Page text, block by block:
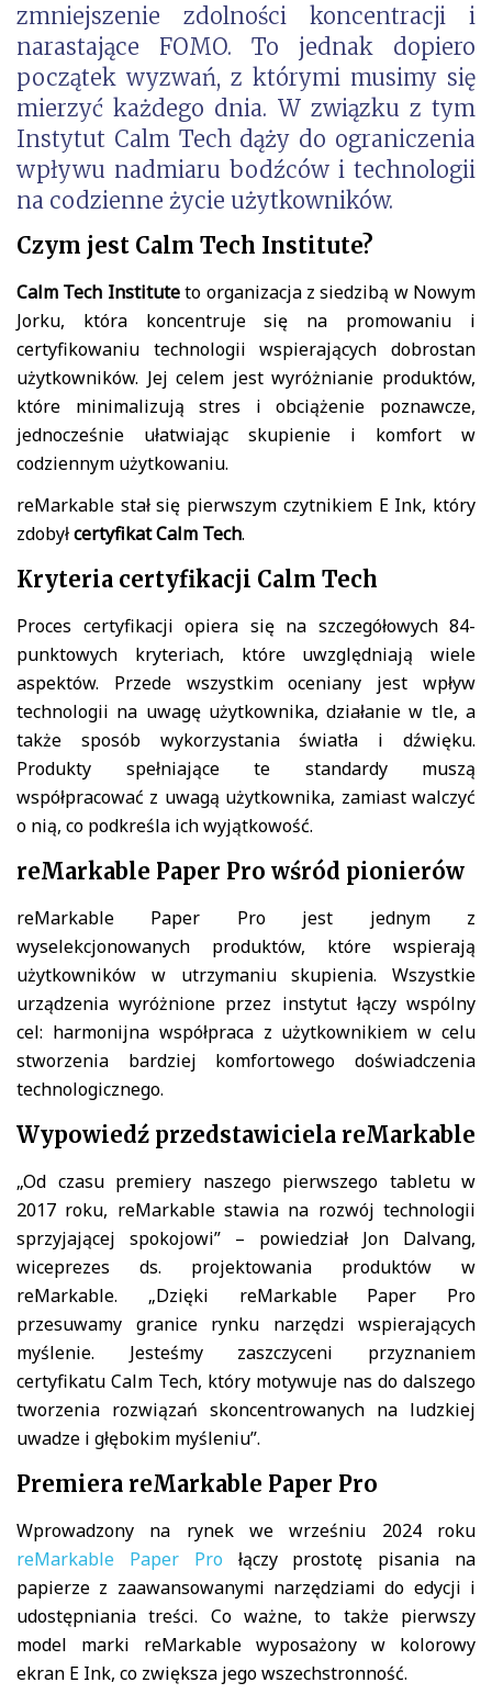
zmniejszenie zdolności koncentracji i
narastające FOMO. To jednak dopiero
początek wyzwań, z którymi musimy się
mierzyć każdego dnia. W związku z tym
Instytut Calm Tech dąży do ograniczenia
wpływu nadmiaru bodźców i technologii
na codzienne życie użytkowników.
Czym jest Calm Tech Institute?
Calm Tech Instituteto organizacja z siedzibą w Nowym
Jorku, która koncentruje się na promowaniu i
certyfikowaniu technologii wspierających dobrostan
użytkowników. Jej celem jest wyróżnianie produktów,
które minimalizują stres i obciążenie poznawcze,
jednocześnie ułatwiając skupienie i komfort w
codziennym użytkowaniu.
reMarkable stał się pierwszym czytnikiem E Ink, który
zdobyłcertyfikat Calm Tech.
Kryteria certyfikacji Calm Tech
Proces certyfikacji opiera się na szczegółowych 84-
punktowych kryteriach, które uwzględniają wiele
aspektów. Przede wszystkim oceniany jest wpływ
technologii na uwagę użytkownika, działanie w tle, a
także sposób wykorzystania światła i dźwięku.
Produkty spełniające te standardy muszą
współpracować z uwagą użytkownika, zamiast walczyć
o nią, co podkreśla ich wyjątkowość.
reMarkable Paper Pro wśród pionierów
reMarkable Paper Pro jest jednym z
wyselekcjonowanych produktów, które wspierają
użytkowników w utrzymaniu skupienia. Wszystkie
urządzenia wyróżnione przez instytut łączy wspólny
cel: harmonijna współpraca z użytkownikiem w celu
stworzenia bardziej komfortowego doświadczenia
technologicznego.
Wypowiedź przedstawiciela reMarkable
„Od czasu premiery naszego pierwszego tabletu w
2017 roku, reMarkable stawia na rozwój technologii
sprzyjającej spokojowi” – powiedział Jon Dalvang,
wiceprezes ds. projektowania produktów w
reMarkable. „Dzięki reMarkable Paper Pro
przesuwamy granice rynku narzędzi wspierających
myślenie. Jesteśmy zaszczyceni przyznaniem
certyfikatu Calm Tech, który motywuje nas do dalszego
tworzenia rozwiązań skoncentrowanych na ludzkiej
uwadze i głębokim myśleniu”.
Premiera reMarkable Paper Pro
Wprowadzony na rynek we wrześniu 2024 roku
reMarkable Paper Pro łączy prostotę pisania na
papierze z zaawansowanymi narzędziami do edycji i
udostępniania treści. Co ważne, to także pierwszy
model marki reMarkable wyposażony w kolorowy
ekran E Ink, co zwiększa jego wszechstronność.